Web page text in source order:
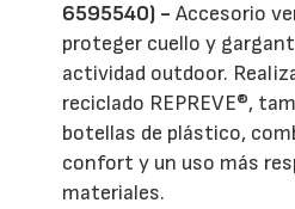
6595540) - Accesorio
proteger cuello y
actividad outdoor.
reciclado REPREVE®,
botellas de plástico,
confort y un uso más
materiales.